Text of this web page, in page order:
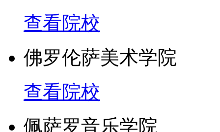
查看院校
佛罗伦萨美术学院
查看院校
佩萨罗音乐学院